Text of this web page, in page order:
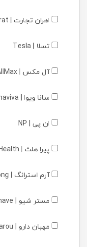
اهران تجارت | Ahran Tejarat
تسلا | Tesla
آل مکس | AllMax
سانا ویوا | Sanaviva
ان پی | NP
پیرا هلث | Pira Health
آرم استرانگ | Arm Strong
مستر شیو | Master Shave
مهبان دارو | Mahban Darou